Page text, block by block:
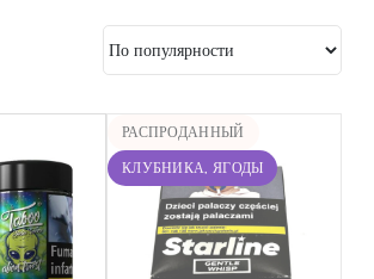
РАСПРОДАННЫЙ
КЛУБНИКА, ЯГОДЫ